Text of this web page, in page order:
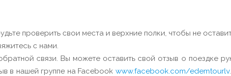
проверить свои места и верхние полки, чтобы не
с нами.
связи. Вы можете оставить свой отзыв о поездке
в нашей группе на Facebook www.facebook.com/edemtourlv